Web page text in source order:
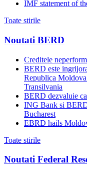
IMF statement of
Toate stirile
Noutati BERD
Creditele
BERD este
Republica
Transilvania
BERD dezvaluie
ING Bank si
Bucharest
EBRD hails
Toate stirile
Noutati Federal